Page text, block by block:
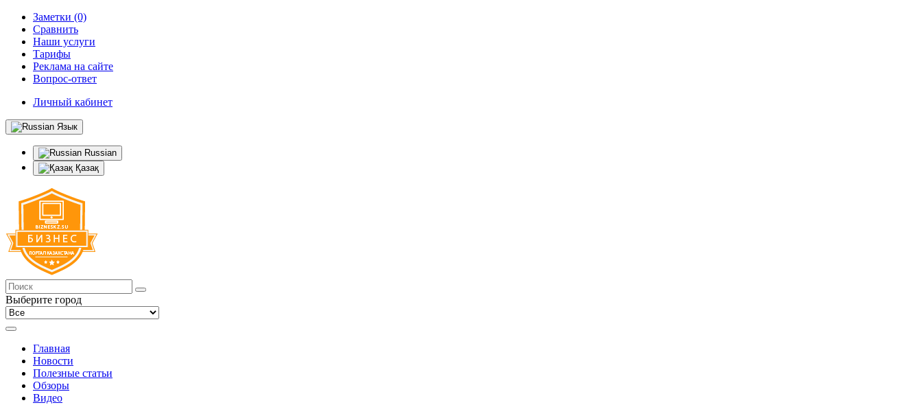
Заметки (0)
Сравнить
Наши услуги
Тарифы
Реклама на сайте
Вопрос-ответ
Личный кабинет
Язык
Russian
Қазақ
Выберите город
Главная
Новости
Полезные статьи
Обзоры
Видео